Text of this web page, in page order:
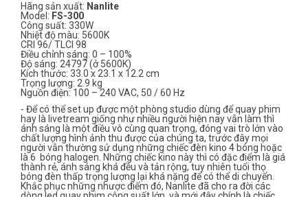
Hãng sản xuất: Nanlite
Model: FS-300
Công suất: 330W
Nhiệt độ màu: 5600K
CRI 96/ TLCI 98
Điều chỉnh sáng: 0 – 100%
Độ sáng: 24797 (ở 5600K)
Kích thước: 33.0 x 23.1 x 12.2 cm
Trọng lượng: 2.9 kg
Nguồn điện: 100 – 240 VAC, 50 / 60 Hz
- Để có thể set up được một phòng studio dùng để quay phim
hay là livetream giống như nhiều người hiện nay vẫn làm thì
ánh sáng là một điều vô cùng quan trọng, đóng vai trò lớn vào
chất lượng hình ảnh thu được của chúng ta, trước đây mọi
người vẫn thường sử dụng những chiếc đèn kino 4 bóng hoặc
là 6 bóng halogen. Những chiếc kino này thì có đặc điểm là giá
thành rẻ, ánh sáng khá đều và tản rộng, tuy nhiên tuổi thọ
bóng đèn thấp trọng lượng lại khá nặng để có thể di chuyển.
Khắc phục những nhược điểm đó, Nanlite đã cho ra đời các